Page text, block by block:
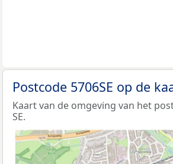
Postcode 5706SE op de
Kaart van de omgeving van het
SE.